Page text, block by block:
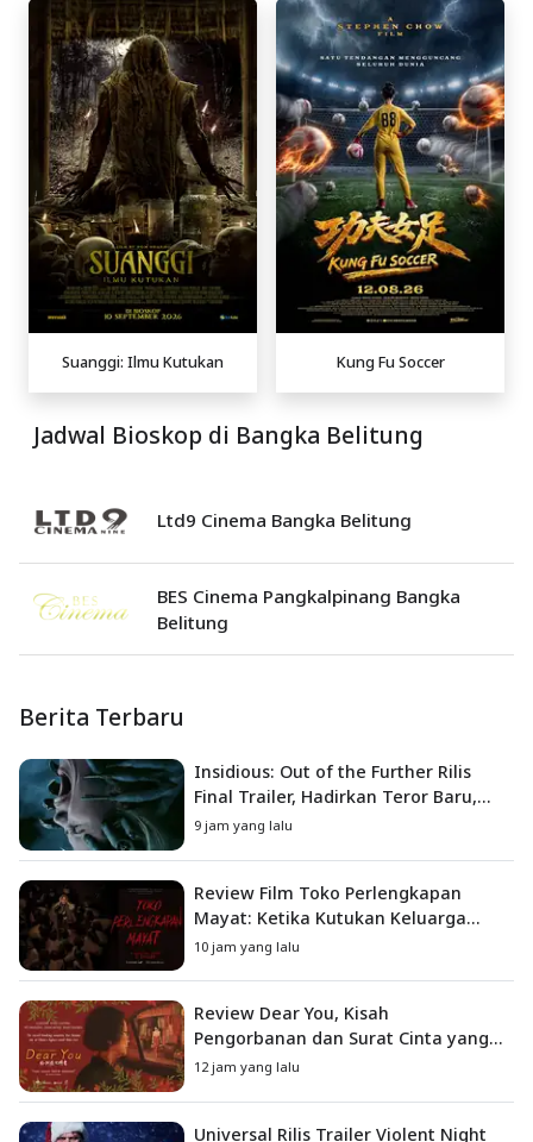
Suanggi: Ilmu Kutukan Kung Fu Soccer
Jadwal Bioskop di Bangka Belitung
Ltd9 Cinema Bangka Belitung
BES Cinema Pangkalpinang Bangka
Belitung
Berita Terbaru
Insidious: Out of the Further Rilis
Final Trailer, Hadirkan Teror Baru,
Iblis Kini Masuk ke Dunia Manusia
9 jam yang lalu
Review Film Toko Perlengkapan
Mayat: Ketika Kutukan Keluarga
Menjadi Sumber Teror yang
10 jam yang lalu
Review Dear You, Kisah
Pengorbanan dan Surat Cinta yang
Menyentuh Hati
12 jam yang lalu
Universal Rilis Trailer Violent Night